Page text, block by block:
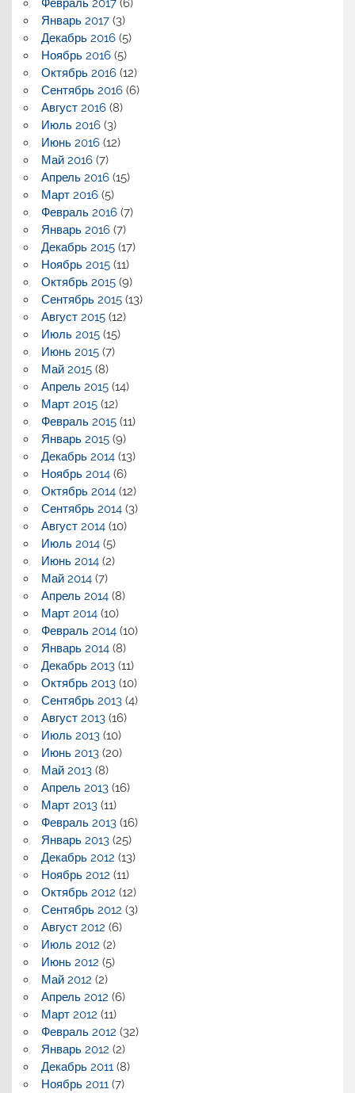
Февраль 2017(6)
Январь 2017(3)
Декабрь 2016(5)
Ноябрь 2016(5)
Октябрь 2016(12)
Сентябрь 2016(6)
Август 2016(8)
Июль 2016(3)
Июнь 2016(12)
Май 2016(7)
Апрель 2016(15)
Март 2016(5)
Февраль 2016(7)
Январь 2016(7)
Декабрь 2015(17)
Ноябрь 2015(11)
Октябрь 2015(9)
Сентябрь 2015(13)
Август 2015(12)
Июль 2015(15)
Июнь 2015(7)
Май 2015(8)
Апрель 2015(14)
Март 2015(12)
Февраль 2015(11)
Январь 2015(9)
Декабрь 2014(13)
Ноябрь 2014(6)
Октябрь 2014(12)
Сентябрь 2014(3)
Август 2014(10)
Июль 2014(5)
Июнь 2014(2)
Май 2014(7)
Апрель 2014(8)
Март 2014(10)
Февраль 2014(10)
Январь 2014(8)
Декабрь 2013(11)
Октябрь 2013(10)
Сентябрь 2013(4)
Август 2013(16)
Июль 2013(10)
Июнь 2013(20)
Май 2013(8)
Апрель 2013(16)
Март 2013(11)
Февраль 2013(16)
Январь 2013(25)
Декабрь 2012 (13)
Ноябрь 2012 (11)
Октябрь 2012 (12)
Сентябрь 2012 (3)
Август 2012 (6)
Июль 2012 (2)
Июнь 2012 (5)
Май 2012 (2)
Апрель 2012 (6)
Март 2012 (11)
Февраль 2012 (32)
Январь 2012 (2)
Декабрь 2011(8)
Ноябрь 2011(7)